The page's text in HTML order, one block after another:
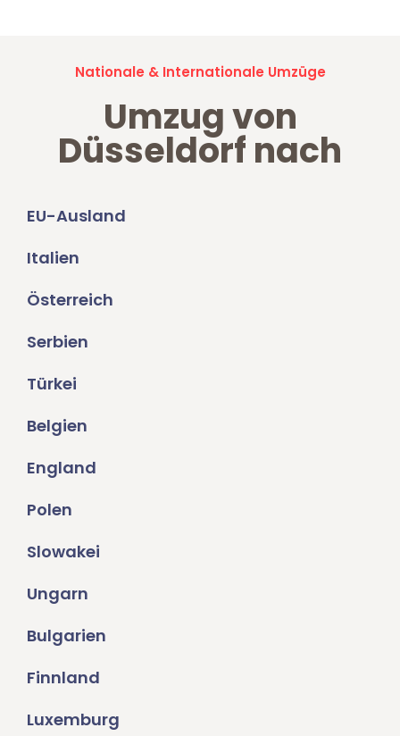
Nationale & Internationale Umzüge
Umzug von
Düsseldorf nach
EU-Ausland
Italien
Österreich
Serbien
Türkei
Belgien
England
Polen
Slowakei
Ungarn
Bulgarien
Finnland
Luxemburg